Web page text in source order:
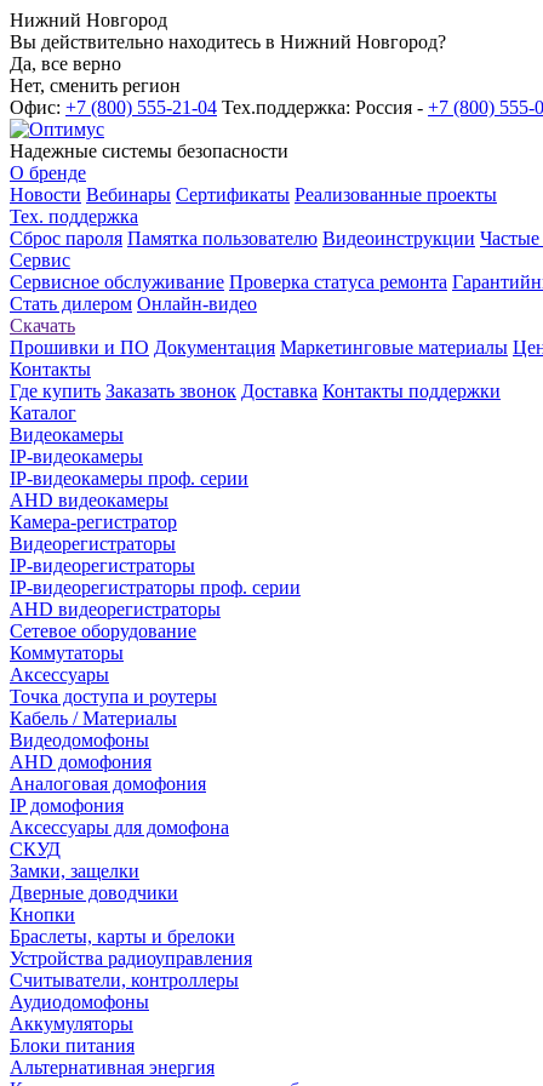
Нижний Новгород
Вы действительно находитесь в Нижний Новгород?
Да, все верно
Нет, сменить регион
Офис: +7 (800) 555-21-04 Тех.поддержка: Россия - +7 (800) 555-
Надежные системы безопасности
О бренде
Новости Вебинары Сертификаты Реализованные проекты
Тех. поддержка
Сброс пароля Памятка пользователю Видеоинструкции
Сервис
Сервисное обслуживание Проверка статуса ремонта
Стать дилером Онлайн-видео
Скачать
Прошивки и ПО Документация Маркетинговые материалы
Контакты
Где купить Заказать звонок Доставка Контакты поддержки
Каталог
Видеокамеры
IP-видеокамеры
IP-видеокамеры проф. серии
AHD видеокамеры
Камера-регистратор
Видеорегистраторы
IP-видеорегистраторы
IP-видеорегистраторы проф. серии
AHD видеорегистраторы
Сетевое оборудование
Коммутаторы
Аксессуары
Точка доступа и роутеры
Кабель / Материалы
Видеодомофоны
AHD домофония
Аналоговая домофония
IP домофония
Аксессуары для домофона
СКУД
Замки, защелки
Дверные доводчики
Кнопки
Браслеты, карты и брелоки
Устройства радиоуправления
Считыватели, контроллеры
Аудиодомофоны
Аккумуляторы
Блоки питания
Альтернативная энергия